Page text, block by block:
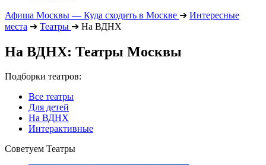
Афиша Москвы — Куда сходить в Москве ➔ Интересные
места ➔ Театры ➔ На ВДНХ
На ВДНХ: Театры Москвы
Подборки театров:
Все театры
Для детей
На ВДНХ
Интерактивные
Советуем Театры